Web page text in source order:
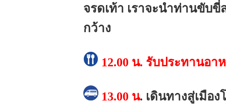
จรดเท้า เราจะนำท่านขับ
กว้าง
12.00 น. รับประทานอา
13.00 น. เดินทางสู่เมือ